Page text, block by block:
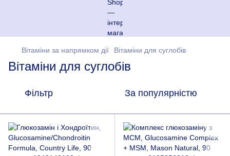
Вітаміни за напрямком дії Вітаміни для суглобів
Вітаміни для суглобів
Фільтр За популярністю